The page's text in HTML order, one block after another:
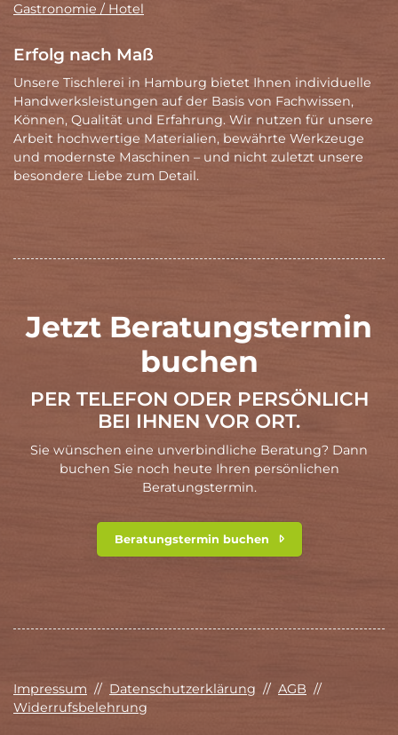
Gastronomie / Hotel
Erfolg nach Maß
Unsere Tischlerei in Hamburg bietet Ihnen individuelle
Handwerksleistungen auf der Basis von Fachwissen,
Können, Qualität und Erfahrung. Wir nutzen für unsere
Arbeit hochwertige Materialien, bewährte Werkzeuge
und modernste Maschinen – und nicht zuletzt unsere
besondere Liebe zum Detail.
Jetzt Beratungstermin
buchen
PER TELEFON ODER PERSÖNLICH
BEI IHNEN VOR ORT.
Sie wünschen eine unverbindliche Beratung? Dann
buchen Sie noch heute Ihren persönlichen
Beratungstermin.
Beratungstermin buchen
Impressum // Datenschutzerklärung // AGB //
Widerrufsbelehrung